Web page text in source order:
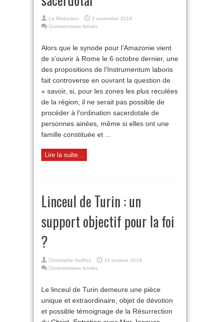
La Rédaction
5 novembre 2019
Commentaires ferméssur
le
célibat
Alors que le synode pour l’Amazonie vient
de s’ouvrir à Rome le 6 octobre dernier, une
des propositions de l’Instrumentum laboris
fait controverse en ouvrant la question de
« savoir, si, pour les zones les plus reculées
de la région, il ne serait pas possible de
procéder à l’ordination sacerdotale de
personnes ainées, même si elles ont une
famille constituée et ...
Lire la suite...
Linceul de Turin : un
support objectif pour la foi
?
Christophe Geffroy
31 octobre 2019
Commentaires ferméssur
Turin
:
support
Le linceul de Turin demeure une pièce
unique et extraordinaire, objet de dévotion
et possible témoignage de la Résurrection